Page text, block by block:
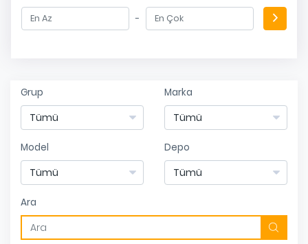
-
Grup Marka
Model Depo
Ara